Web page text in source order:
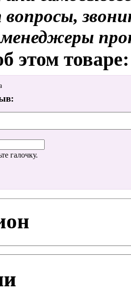
вопросы,
этом товаре:
галочку.